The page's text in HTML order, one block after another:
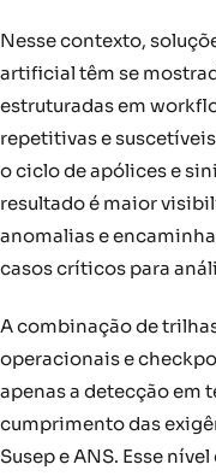
Nesse contexto,
artificial têm se
estruturadas em
repetitivas e
o ciclo de apólices e
resultado é maior
anomalias e
casos críticos para
A combinação de
operacionais e
apenas a detecção em
cumprimento das
Susep e ANS. Esse